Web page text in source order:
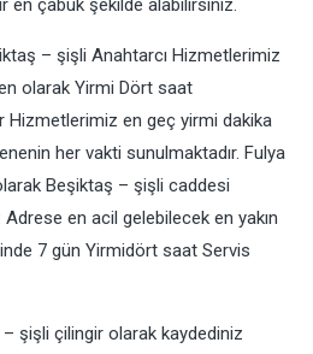
en çabuk şekilde alabilirsiniz.
– şişli Anahtarcı Hizmetlerimiz
olarak Yirmi Dört saat
Hizmetlerimiz en geç yirmi dakika
her vakti sunulmaktadır. Fulya
Beşiktaş – şişli caddesi
en acil gelebilecek en yakın
7 gün Yirmidört saat Servis
şişli çilingir olarak kaydediniz